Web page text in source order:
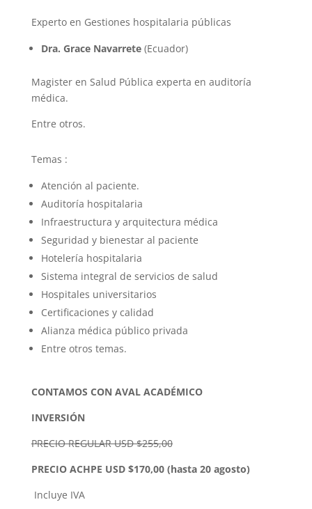
Experto en Gestiones hospitalaria públicas
Dra. Grace Navarrete(Ecuador)
Magister en Salud Pública experta en auditoría
médica.
Entre otros.
Temas :
Atención al paciente.
Auditoría hospitalaria
Infraestructura y arquitectura médica
Seguridad y bienestar al paciente
Hotelería hospitalaria
Sistema integral de servicios de salud
Hospitales universitarios
Certificaciones y calidad
Alianza médica público privada
Entre otros temas.
CONTAMOS CON AVAL ACADÉMICO
INVERSIÓN
PRECIO REGULAR USD $255,00
PRECIO ACHPE USD $170,00 (hasta 20 agosto)
Incluye IVA